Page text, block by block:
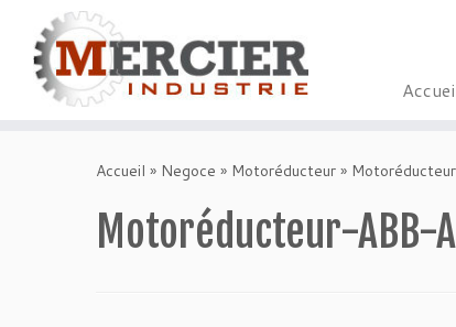
Accueil » Negoce » Motoréducteur »
Motoréducteur-ABB-